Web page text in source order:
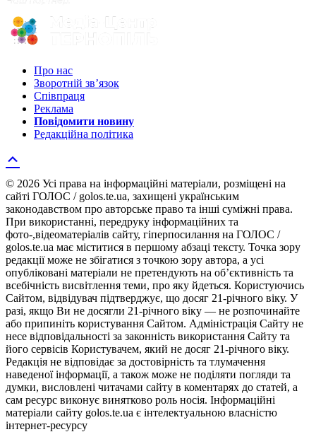
Про нас
Зворотній зв’язок
Співпраця
Реклама
Повідомити новину
Редакційна політика
© 2026 Усі права на інформаційні матеріали, розміщені на
сайті ГОЛОС / golos.te.ua, захищені українським
законодавством про авторське право та інші суміжні права.
При використанні, передруку інформаційних та
фото-,відеоматеріалів сайту, гіперпосилання на ГОЛОС /
golos.te.ua має міститися в першому абзаці тексту. Точка зору
редакції може не збігатися з точкою зору автора, а усі
опубліковані матеріали не претендують на об’єктивність та
всебічність висвітлення теми, про яку йдеться. Користуючись
Сайтом, відвідувач підтверджує, що досяг 21-річного віку. У
разі, якщо Ви не досягли 21-річного віку — не розпочинайте
або припиніть користування Сайтом. Адміністрація Сайту не
несе відповідальності за законність використання Сайту та
його сервісів Користувачем, який не досяг 21-річного віку.
Редакція не відповідає за достовірність та тлумачення
наведеної інформації, а також може не поділяти погляди та
думки, висловлені читачами сайту в коментарях до статей, а
сам ресурс виконує винятково роль носія. Інформаційні
матеріали сайту golos.te.ua є інтелектуальною власністю
інтернет-ресурсу